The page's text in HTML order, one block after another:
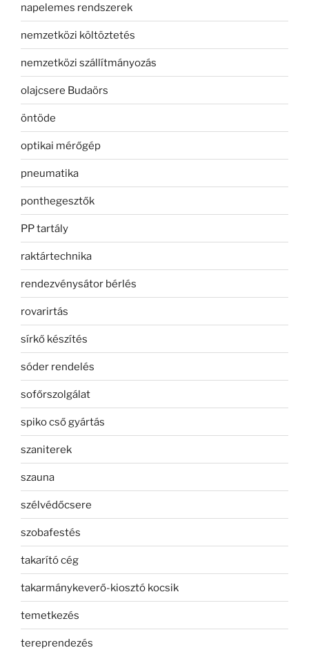
napelemes rendszerek
nemzetközi költöztetés
nemzetközi szállítmányozás
olajcsere Budaörs
öntöde
optikai mérőgép
pneumatika
ponthegesztők
PP tartály
raktártechnika
rendezvénysátor bérlés
rovarirtás
sírkő készítés
sóder rendelés
sofőrszolgálat
spiko cső gyártás
szaniterek
szauna
szélvédőcsere
szobafestés
takarító cég
takarmánykeverő-kiosztó kocsik
temetkezés
tereprendezés